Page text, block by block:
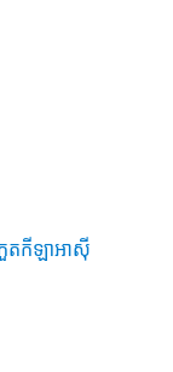
កួតកីឡាអាស៊ី